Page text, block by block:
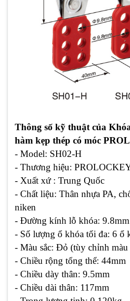
Thông số kỹ thuật của
hàm kẹp thép có móc
- Model: SH02-H
- Thương hiệu:
- Xuất xứ : Trung Quốc
- Chất liệu: Thân nhựa PA,
niken
- Đường kính lỗ khóa: 9.8mm
- Số lượng ổ khóa tối đa: 6 ổ
- Màu sắc: Đỏ (tùy chỉnh màu
- Chiều rộng tổng thể: 44mm
- Chiều dày thân: 9.5mm
- Chiều dài thân: 117mm